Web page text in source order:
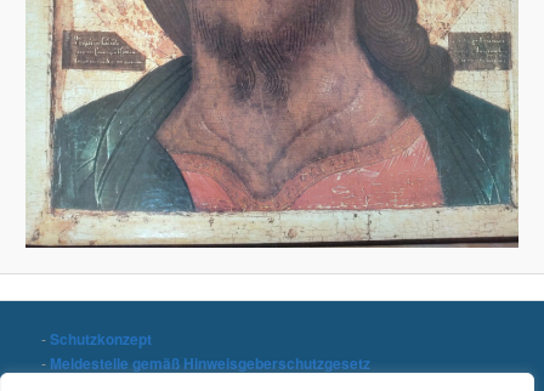
-Schutzkonzept
- Meldestelle gemäß Hinweisgeberschutzgesetz